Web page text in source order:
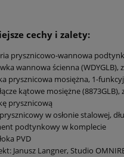
cechy i zalety:
prysznicowo-wannowa
wannowa ścienna (WDYGLB),
prysznicowa mosiężna, 1-
kątowe mosiężne
prysznicową
w osłonie stalowej,
podtynkowy w komplecie
PVD
Janusz Langner, Studio